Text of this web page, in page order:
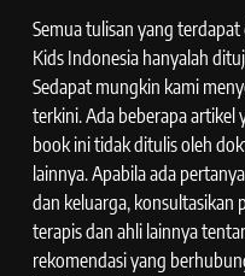
Semua tulisan yang
Kids Indonesia hanyalah
Sedapat mungkin kami
terkini. Ada beberapa
book ini tidak ditulis oleh
lainnya. Apabila ada
dan keluarga, konsultasikan
terapis dan ahli lainnya
rekomendasi yang